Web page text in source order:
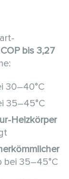
COP bis 3,27
30–40°C
35–45°C
Heizkörper
35–45°C